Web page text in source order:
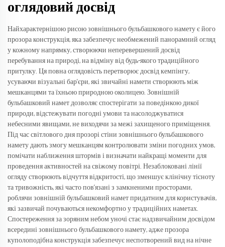
оглядовий досвід
Найхарактернішою рисою зовнішнього бульбашкового намету є його
прозора конструкція, яка забезпечує необмежений панорамний огляд
у кожному напрямку, створюючи неперевершений досвід
перебування на природі, на відміну від будь-якого традиційного
притулку. Ця повна оглядовість перетворює досвід кемпінгу,
усуваючи візуальні бар'єри, які звичайні намети створюють між
мешканцями та їхньою природною околицею. Зовнішній
бульбашковий намет дозволяє спостерігати за поведінкою дикої
природи, відстежувати погодні умови та насолоджуватися
небесними явищами, не виходячи за межі захищеного приміщення.
Під час світлового дня прозорі стіни зовнішнього бульбашкового
намету дають змогу мешканцям контролювати зміни погодних умов,
помічати наближення штормів і визначати найкращі моменти для
проведення активностей на свіжому повітрі. Незаблоковані лінії
огляду створюють відчуття відкритості, що зменшує клінічну тісноту
та тривожність, які часто пов’язані з замкненими просторами,
роблячи зовнішній бульбашковий намет придатним для користувачів,
які зазвичай почуваються некомфортно у традиційних наметах.
Спостереження за зоряним небом уночі стає надзвичайним досвідом
всередині зовнішнього бульбашкового намету, адже прозора
куполоподібна конструкція забезпечує неспотворений вид на нічне